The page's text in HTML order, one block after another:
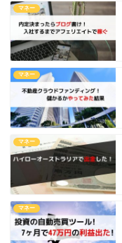
マネー
マネー
マネー
マネー